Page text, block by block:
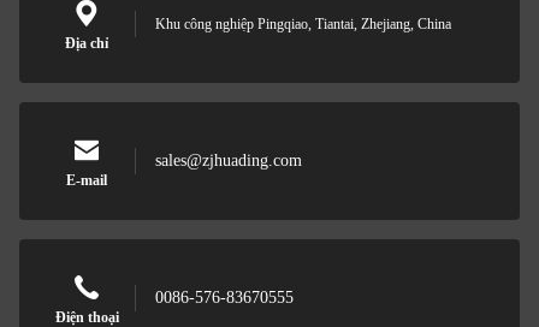
Địa chỉ
Khu công nghiệp Pingqiao, Tiantai, Zhejiang, China
E-mail
sales@zjhuading.com
Điện thoại
0086-576-83670555